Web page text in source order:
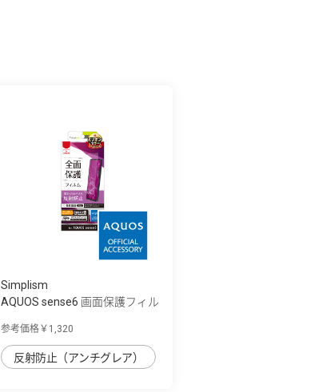
Simplism
AQUOS sense6 画面保護フィル
参考価格￥1,320
反射防止（アンチグレア）